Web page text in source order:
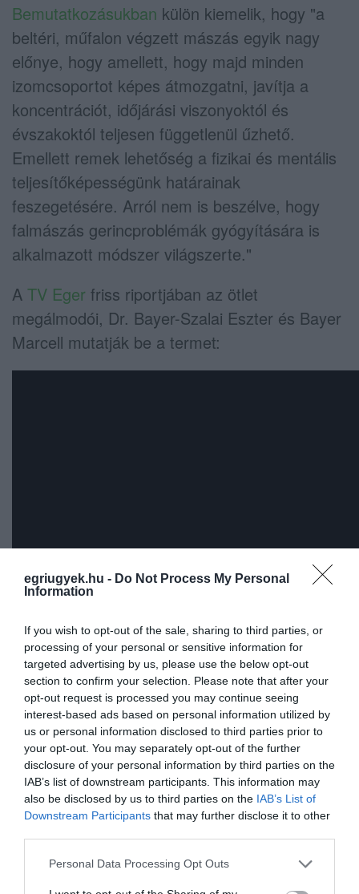
egriugyek.hu - Do Not Process My Personal
Information
If you wish to opt-out of the sale, sharing to third parties, or
processing of your personal or sensitive information for
targeted advertising by us, please use the below opt-out
section to confirm your selection. Please note that after your
opt-out request is processed you may continue seeing
interest-based ads based on personal information utilized by
us or personal information disclosed to third parties prior to
your opt-out. You may separately opt-out of the further
disclosure of your personal information by third parties on the
IAB’s list of downstream participants. This information may
also be disclosed by us to third parties on the IAB’s List of
Downstream Participants that may further disclose it to other
Please note that this website/app uses one or more Google
Personal Data Processing Opt Outs
Bemutatkozásukban külön kiemelik, hogy "a
beltéri, műfalon végzett mászás egyik nagy
előnye, hogy amellett, hogy majd minden
izomcsoportot képes átmozgatni, javítja a
koncentrációt, időjárási viszonyoktól és
évszakoktól teljesen függetlenül űzhető.
Emellett remek lehetőség a fizikai és mentális
teljesítőképességünk határainak
feszegetésére. Arról nem is beszélve, hogy
falmászás gerincproblémák gyógyítására is
alkalmazott módszer világszerte."
A TV Eger friss riportjában az ötlet
megálmodói, Dr. Bayer-Szalai Eszter és Bayer
Marcell mutatják be a termet:
Ne maradjon le a legfrissebb hírekről, kövessen
bennünket az EGRI ÜGYEK Google Hírek oldalán!